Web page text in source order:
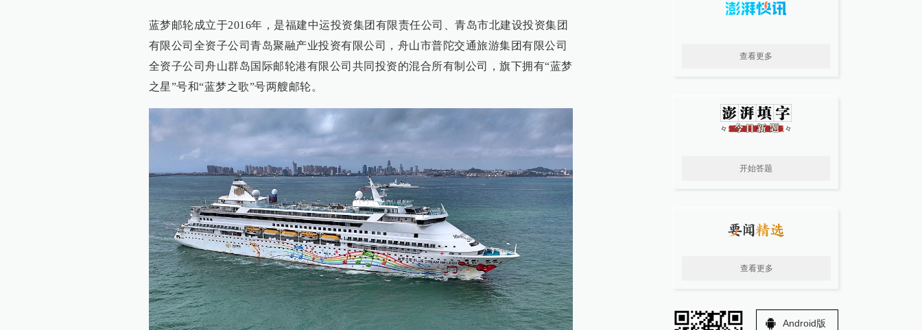
蓝梦邮轮成立于2016年，是福建中运投资集团有限责任公司、青岛市北建设投资集团
有限公司全资子公司青岛聚融产业投资有限公司，舟山市普陀交通旅游集团有限公司
全资子公司舟山群岛国际邮轮港有限公司共同投资的混合所有制公司，旗下拥有“蓝梦
之星”号和“蓝梦之歌”号两艘邮轮。
查看更多
开始答题
查看更多
Android版